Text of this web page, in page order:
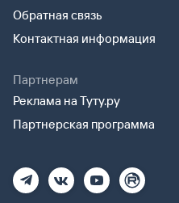
Обратная связь
Контактная информация
Партнерам
Реклама на Туту.ру
Партнерская программа